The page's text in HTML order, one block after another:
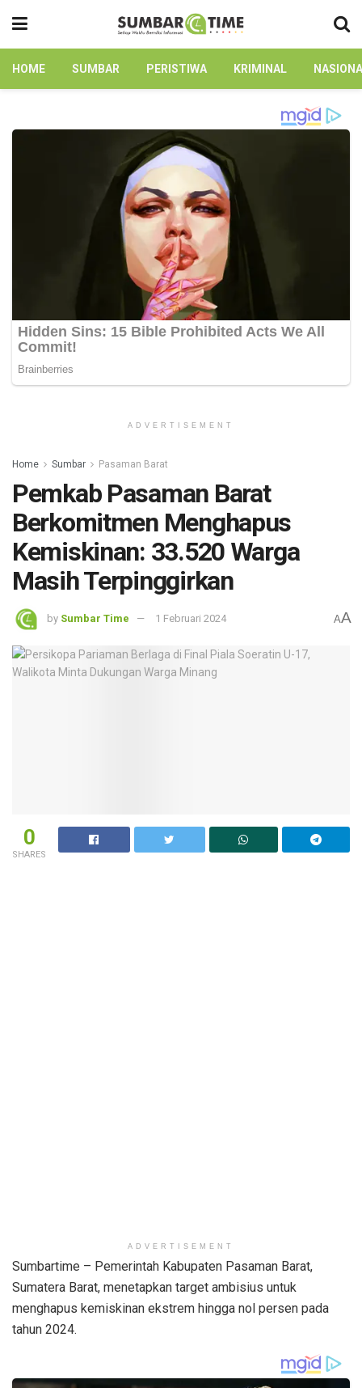
HOME SUMBAR PERISTIWA KRIMINAL
ADVERTISEMENT
Home Sumbar Pasaman Barat
Pemkab Pasaman Barat
Berkomitmen Menghapus
Kemiskinan: 33.520 Warga
Masih Terpinggirkan
by Sumbar Time 1 Februari 2024 AA
0
SHARES
ADVERTISEMENT
Sumbartime – Pemerintah Kabupaten Pasaman Barat,
Sumatera Barat, menetapkan target ambisius untuk
menghapus kemiskinan ekstrem hingga nol persen pada
tahun 2024.